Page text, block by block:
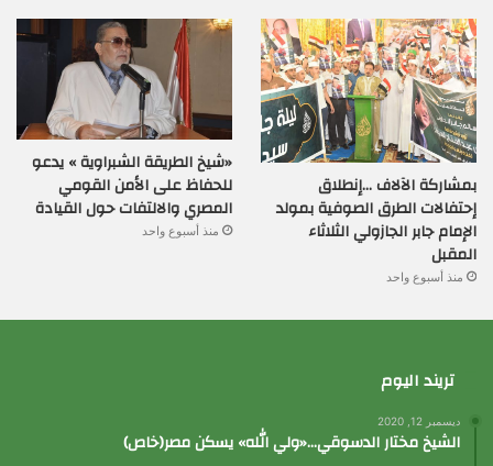
بمشاركة الآلاف …إنطلاق
إحتفالات الطرق الصوفية بمولد
الإمام جابر الجازولي الثلاثاء
المقبل
منذ أسبوع واحد
«شيخ الطريقة الشبراوية » يدعو
للحفاظ على الأمن القومي
المصري والالتفات حول القيادة
منذ أسبوع واحد
تريند اليوم
ديسمبر 12, 2020
الشيخ مختار الدسوقي…«ولي الله» يسكن مصر(خاص)